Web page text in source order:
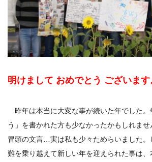
明けまして おめでとう ございます
昨年は本当に大変な事が続いた年でした。
う」を書かれた方も少なかったかもしれま
冒頭の文言…実は私も少々ためらいました。
難を乗り越えて新しい年を迎えられた事は、